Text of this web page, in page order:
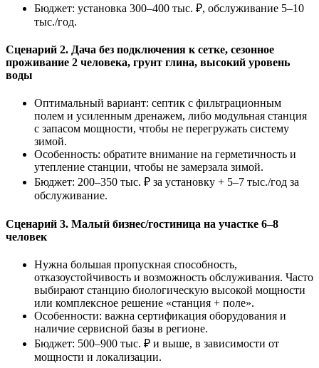
Бюджет: установка 300–400 тыс. ₽, обслуживание 5–10
тыс./год.
Сценарий 2. Дача без подключения к сетке, сезонное
проживание 2 человека, грунт глина, высокий уровень
воды
Оптимальный вариант: септик с фильтрационным
полем и усиленным дренажем, либо модульная станция
с запасом мощности, чтобы не перегружать систему
зимой.
Особенность: обратите внимание на герметичность и
утепление станции, чтобы не замерзала зимой.
Бюджет: 200–350 тыс. ₽ за установку + 5–7 тыс./год за
обслуживание.
Сценарий 3. Малый бизнес/гостиница на участке 6–8
человек
Нужна большая пропускная способность,
отказоустойчивость и возможность обслуживания. Часто
выбирают станцию биологическую высокой мощности
или комплексное решение «станция + поле».
Особенности: важна сертификация оборудования и
наличие сервисной базы в регионе.
Бюджет: 500–900 тыс. ₽ и выше, в зависимости от
мощности и локализации.